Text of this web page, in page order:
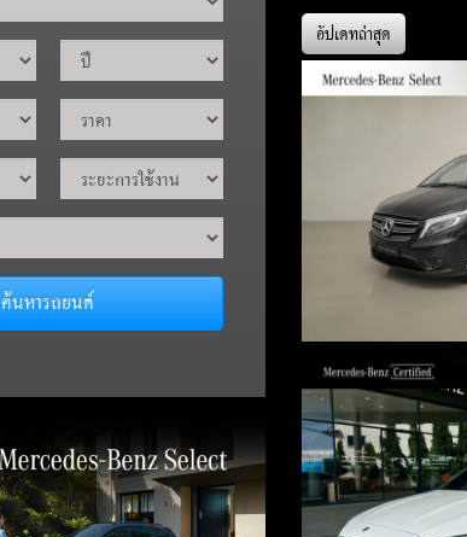
ค้นหารถยนต์
อัปเดทล่าสุด